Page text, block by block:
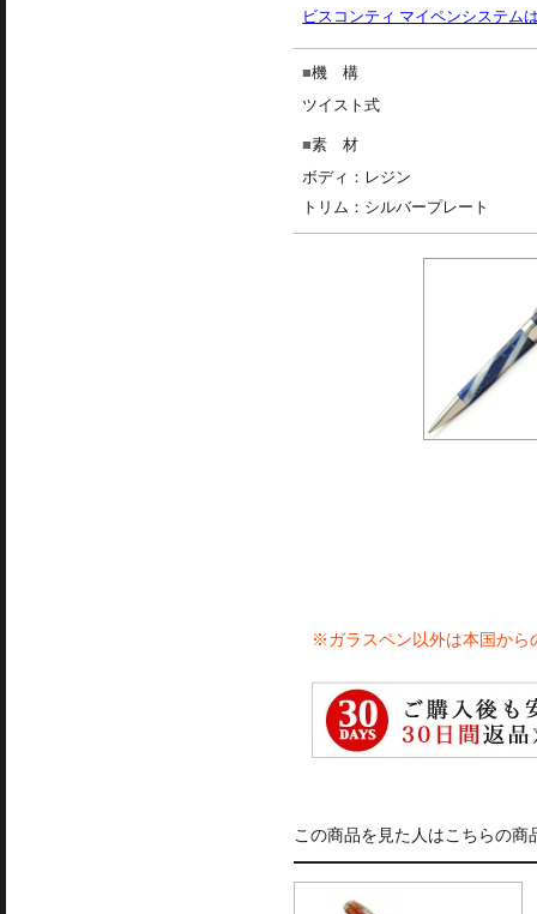
ビスコンティ マイペンシステム
機 構
ツイスト式
素 材
ボディ：レジン
トリム：シルバープレート
※ガラスペン以外は本国から
この商品を見た人はこちらの商